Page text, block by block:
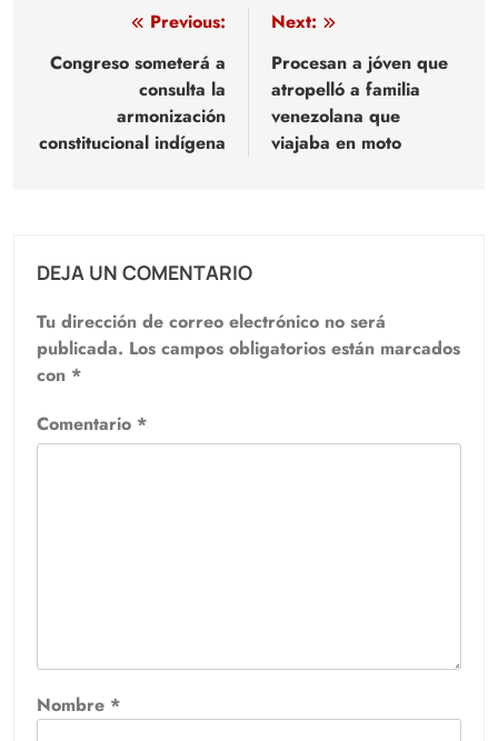
Navegación
de
entradas
Previous:
Congreso someterá a
consulta la
armonización
constitucional indígena
Next:
Procesan a jóven que
atropelló a familia
venezolana que
viajaba en moto
DEJA UN COMENTARIO
Tu dirección de correo electrónico no será
publicada. Los campos obligatorios están marcados
con *
Comentario *
Nombre *